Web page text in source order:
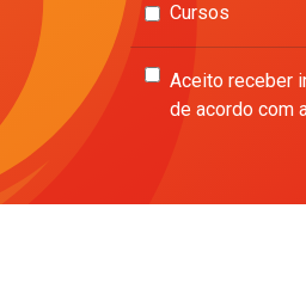
Cursos
Aceito receber
de acordo com